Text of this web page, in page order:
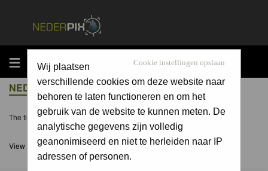
MENU Cookie instellingen opslaan
Wij plaatsen
verschillende cookies om deze website naar
behoren te laten functioneren en om het
gebruik van de website te kunnen meten. De
analytische gegevens zijn volledig
geanonimiseerd en niet te herleiden naar IP
adressen of personen.
NEDERPIX.NL FORUM INDEX
The time now is Sun 09 Aug 2026, 8:24
View unanswered posts